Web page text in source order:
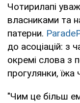
Чотирилапі
власниками та
патерни.
до асоціацій: з
окремі слова з
прогулянки, їжа
"Чим це більш